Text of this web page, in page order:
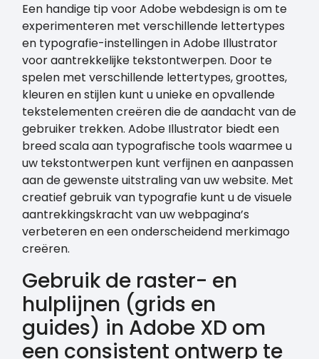
Een handige tip voor Adobe webdesign is om te
experimenteren met verschillende lettertypes
en typografie-instellingen in Adobe Illustrator
voor aantrekkelijke tekstontwerpen. Door te
spelen met verschillende lettertypes, groottes,
kleuren en stijlen kunt u unieke en opvallende
tekstelementen creëren die de aandacht van de
gebruiker trekken. Adobe Illustrator biedt een
breed scala aan typografische tools waarmee u
uw tekstontwerpen kunt verfijnen en aanpassen
aan de gewenste uitstraling van uw website. Met
creatief gebruik van typografie kunt u de visuele
aantrekkingskracht van uw webpagina’s
verbeteren en een onderscheidend merkimago
creëren.
Gebruik de raster- en
hulplijnen (grids en
guides) in Adobe XD om
een consistent ontwerp te